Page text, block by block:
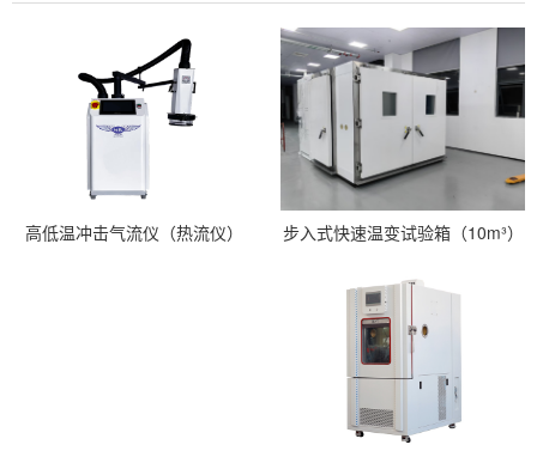
高低温冲击气流仪（热流仪） 步入式快速温变试验箱（10m³）